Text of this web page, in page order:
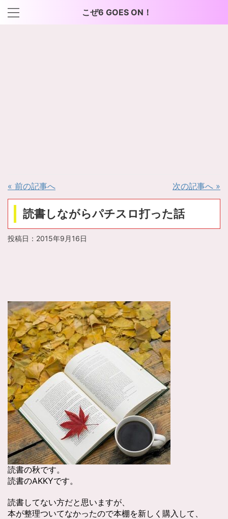
こぜ6 GOES ON！
« 前の記事へ 次の記事へ »
読書しながらパチスロ打った話
投稿日： 2015年9月16日
読書の秋です。
読書のAKKYです。
読書してない方だと思いますが、
本が整理ついてなかったので本棚を新しく購入して、